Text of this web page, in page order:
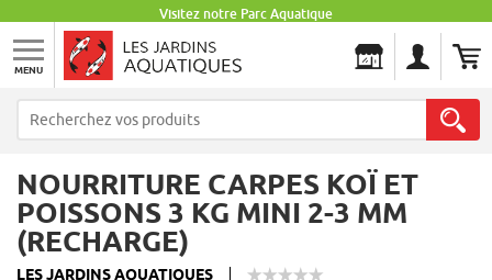
Visitez notre Parc Aquatique
MENU
NOURRITURE CARPES KOÏ ET
POISSONS 3 KG MINI 2-3 MM
(RECHARGE)
LES JARDINS AQUATIQUES